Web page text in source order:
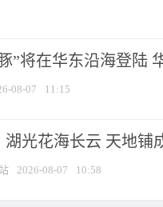
”将在华东沿海登陆
08-07 11:15
湖光花海长云 天地铺
2026-08-07 10:58